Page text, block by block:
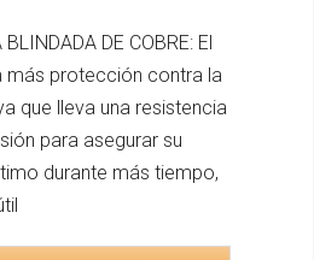
DE COBRE: El
más protección contra la
que lleva una resistencia
para asegurar su
durante más tiempo,